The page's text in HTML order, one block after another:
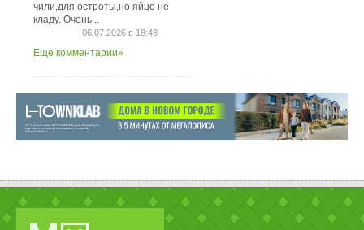
чили,для остроты,но яйцо не
кладу. Очень...
06.07.2026 в 18:48
Еще комментарии»